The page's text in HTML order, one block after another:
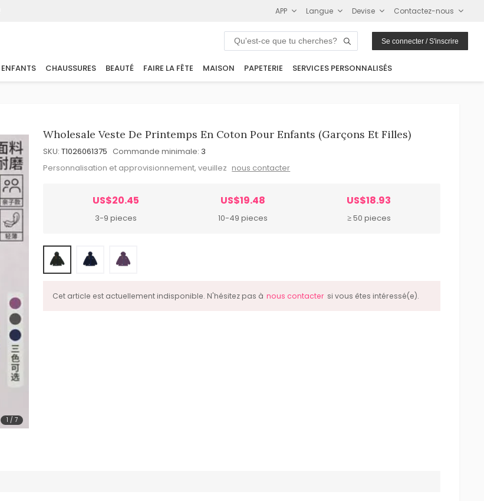
APP Langue Devise Contactez-nous
Se connecter / S'inscrire
ENFANTS CHAUSSURES BEAUTÉ FAIRE LA FÊTE MAISON PAPETERIE SERVICES PERSONNALISÉS
1 / 7
Wholesale Veste De Printemps En Coton Pour Enfants (garçons Et Filles)
SKU: T1026061375 Commande minimale: 3
Personnalisation et approvisionnement, veuillez nous contacter
US$20.45
3-9 pieces
US$19.48
10-49 pieces
US$18.93
≥ 50 pieces
Cet article est actuellement indisponible. N'hésitez pas à nous contacter si vous êtes intéressé(e).